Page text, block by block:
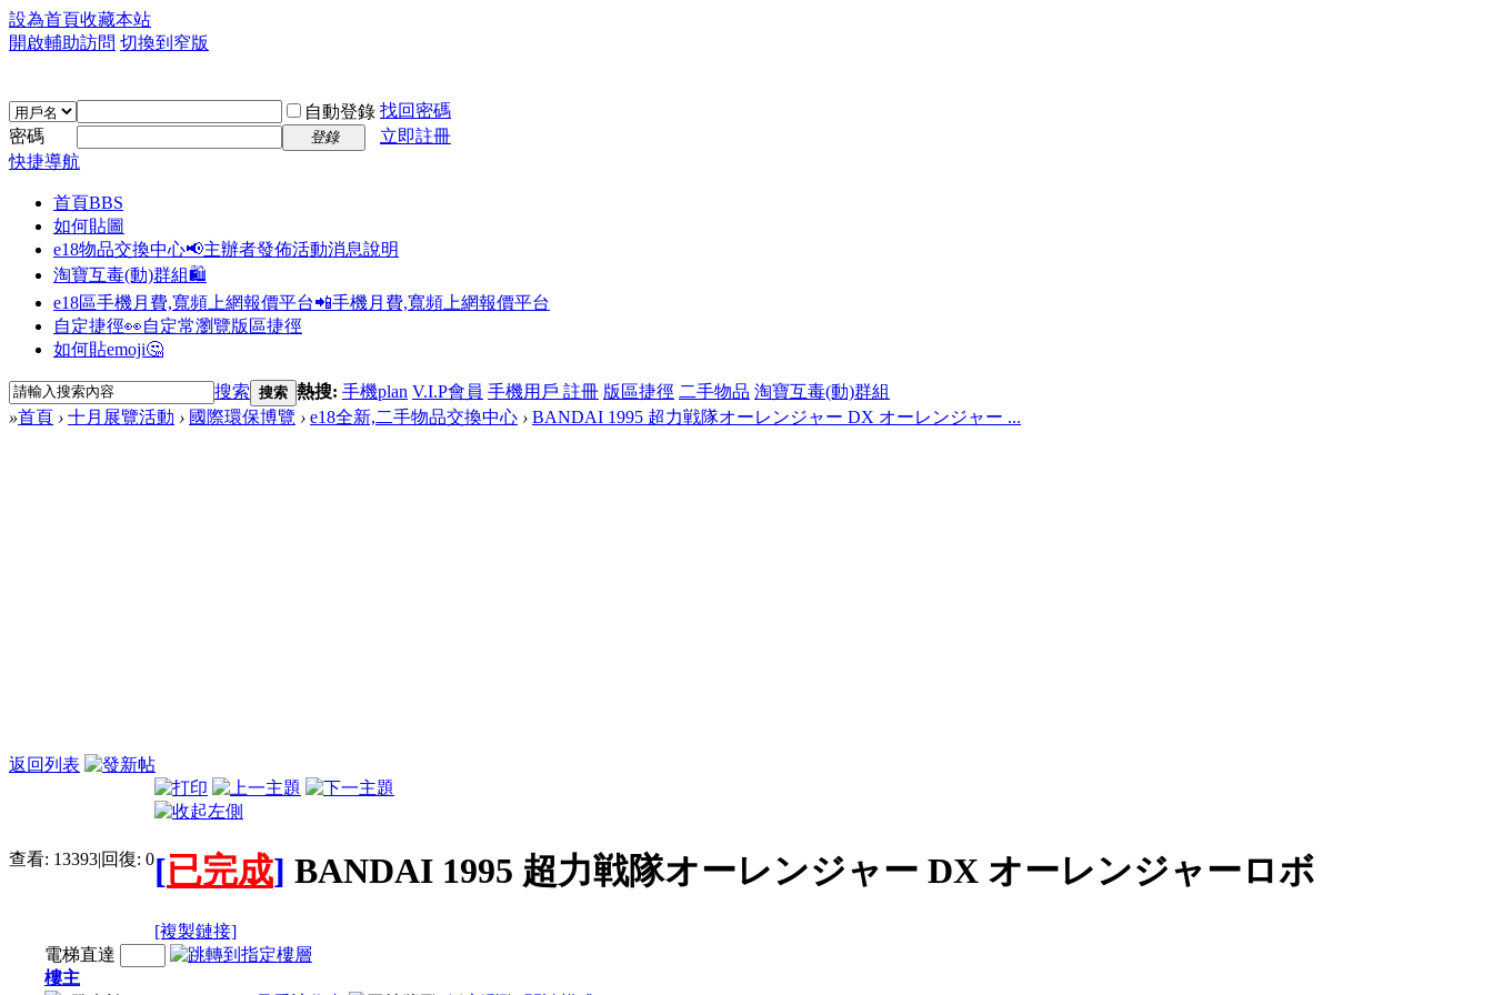
設為首頁收藏本站
開啟輔助訪問 切換到窄版
自動登錄 找回密碼
密碼
登錄
立即註冊
快捷導航
首頁BBS
如何貼圖
e18物品交換中心📢主辦者發佈活動消息說明
淘寶互毒(動)群組🛍️
e18區手機月費,寬頻上網報價平台📲手機月費,寬頻上網報價平台
自定捷徑👀自定常瀏覽版區捷徑
如何貼emoji🤔
搜索 搜索 熱搜: 手機plan V.I.P會員 手機用戶 註冊 版區捷徑 二手物品 淘寶互毒(動)群組
»首頁 › 十月展覽活動 › 國際環保博覽 › e18全新,二手物品交換中心 › BANDAI 1995 超力戦隊オーレンジャー DX オーレンジャー ...
返回列表
查看: 13393|回復: 0[已完成] BANDAI 1995 超力戦隊オーレンジャー DX オーレンジャーロボ
[複製鏈接]
電梯直達
樓主